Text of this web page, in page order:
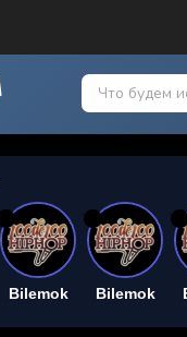
Bilemok Bilemok